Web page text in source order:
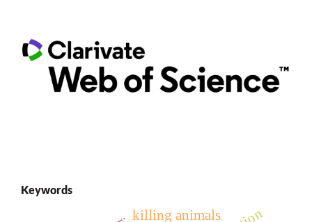
Keywords
killing animals